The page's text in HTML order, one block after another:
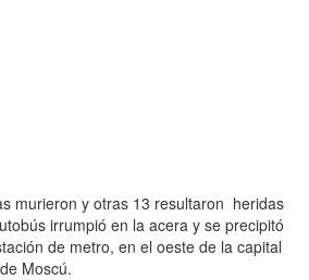
murieron y otras 13 resultaron heridas
irrumpió en la acera y se precipitó
de metro, en el oeste de la capital
Moscú.